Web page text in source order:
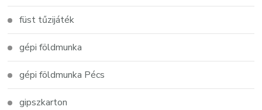
füst tűzijáték
gépi földmunka
gépi földmunka Pécs
gipszkarton